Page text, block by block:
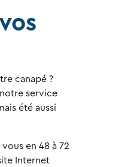
canapé ?
service
été aussi
en 48 à 72
Internet